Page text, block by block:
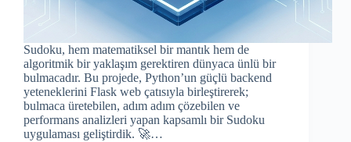
Sudoku, hem matematiksel bir mantık hem de
algoritmik bir yaklaşım gerektiren dünyaca ünlü bir
bulmacadır. Bu projede, Python’un güçlü backend
yeteneklerini Flask web çatısıyla birleştirerek;
bulmaca üretebilen, adım adım çözebilen ve
performans analizleri yapan kapsamlı bir Sudoku
uygulaması geliştirdik. 🚀…